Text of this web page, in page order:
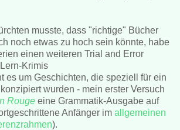
musste, dass "richtige" Bücher
noch etwas zu hoch sein könnte, habe
einen weiteren Trial and Error
Krimis
es um Geschichten, die speziell für ein
wurden - mein erster Versuch
Rouge eine Grammatik-Ausgabe auf
Anfänger im allgemeinen
).